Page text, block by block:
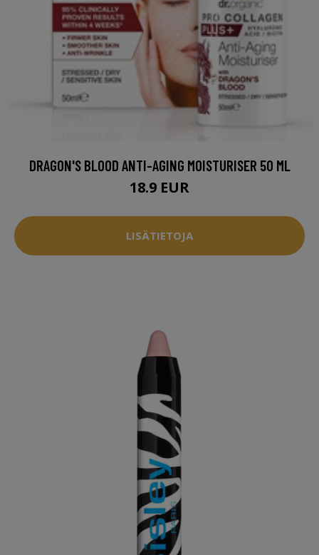
DRAGON'S BLOOD ANTI-AGING MOISTURISER 50 ML
18.9 EUR
LISÄTIETOJA